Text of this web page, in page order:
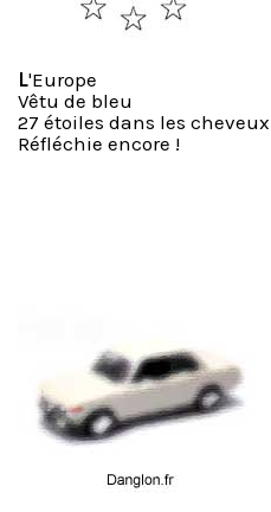
L'Europe
Vêtu de bleu
27 étoiles dans les cheveux
Réfléchie encore !